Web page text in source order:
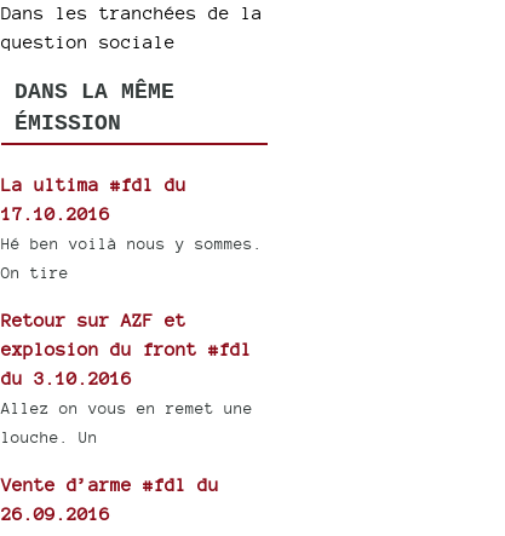
Dans les tranchées de la
question sociale
DANS LA MÊME
ÉMISSION
La ultima #fdl du
17.10.2016
Hé ben voilà nous y sommes.
On tire
Retour sur AZF et
explosion du front #fdl
du 3.10.2016
Allez on vous en remet une
louche. Un
Vente d’arme #fdl du
26.09.2016